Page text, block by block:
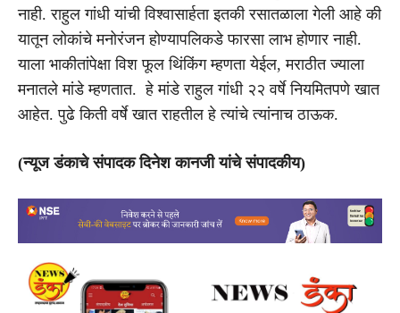
नाही. राहुल गांधी यांची विश्वासार्हता इतकी रसातळाला गेली आहे की
यातून लोकांचे मनोरंजन होण्यापलिकडे फारसा लाभ होणार नाही.
याला भाकीतांपेक्षा विश फूल थिंकिंग म्हणता येईल, मराठीत ज्याला
मनातले मांडे म्हणतात. हे मांडे राहुल गांधी २२ वर्षे नियमितपणे खात
आहेत. पुढे किती वर्षे खात राहतील हे त्यांचे त्यांनाच ठाऊक.
(न्यूज डंकाचे संपादक दिनेश कानजी यांचे संपादकीय)